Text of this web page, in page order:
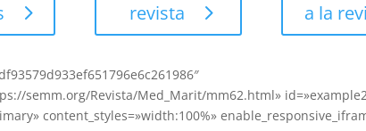
revista
a la
semm.org/Revista/Med_Marit/mm62.html»
content_styles=»width:100%»